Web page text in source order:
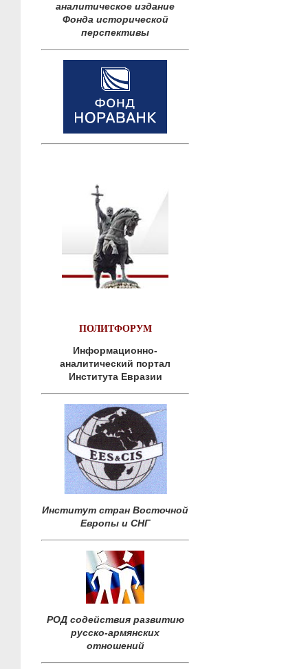
аналитическое издание
Фонда исторической
перспективы
ПОЛИТФОРУМ
Информационно-
аналитический портал
Института Евразии
Институт стран Восточной
Европы и СНГ
РОД содействия развитию
русско-армянских
отношений